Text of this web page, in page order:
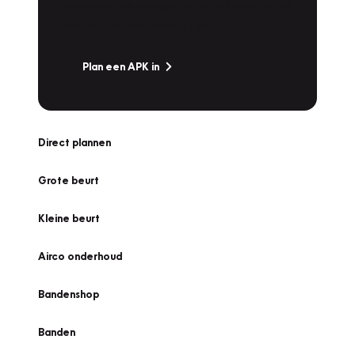
Plan een APK in
Direct plannen
Grote beurt
Kleine beurt
Airco onderhoud
Bandenshop
Banden